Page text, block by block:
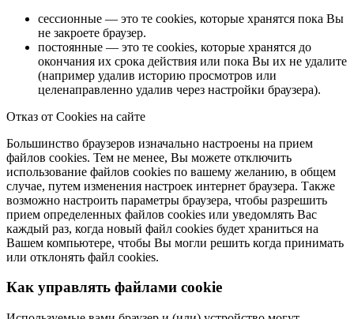
сессионные — это те cookies, которые хранятся пока Вы
не закроете браузер.
постоянные — это те cookies, которые хранятся до
окончания их срока действия или пока Вы их не удалите
(например удалив историю просмотров или
целенаправленно удалив через настройки браузера).
Отказ от Cookies на сайте
Большинство браузеров изначально настроены на прием
файлов сookies. Тем не менее, Вы можете отключить
использование файлов сookies по вашему желанию, в общем
случае, путем изменения настроек интернет браузера. Также
возможно настроить параметры браузера, чтобы разрешить
прием определенных файлов сookies или уведомлять Вас
каждый раз, когда новый файл сookies будет храниться на
Вашем компьютере, чтобы Вы могли решить когда принимать
или отклонять файл сookies.
Как управлять файлами cookie